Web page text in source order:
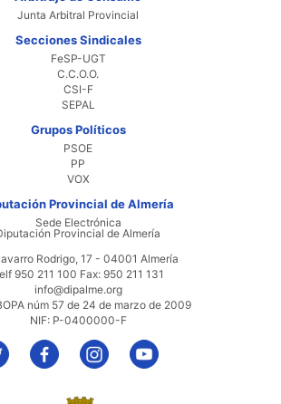
Junta Arbitral Provincial
Secciones Sindicales
FeSP-UGT
C.C.O.O.
CSI-F
SEPAL
Grupos Políticos
PSOE
PP
VOX
Provincial de Almería
Sede Electrónica
Provincial de Almería
Rodrigo, 17 - 04001 Almería
950 211 100 Fax: 950 211 131
info@dipalme.org
núm 57 de 24 de marzo de 2009
NIF: P-0400000-F